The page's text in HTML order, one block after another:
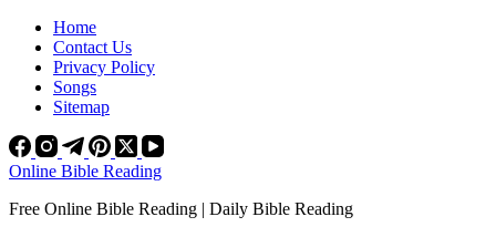
Home
Contact Us
Privacy Policy
Songs
Sitemap
Online Bible Reading
Free Online Bible Reading | Daily Bible Reading